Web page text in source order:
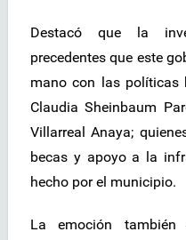
Destacó que la
precedentes que este
mano con las políticas
Claudia Sheinbaum
Villarreal Anaya;
becas y apoyo a la
hecho por el municipio.
La emoción también